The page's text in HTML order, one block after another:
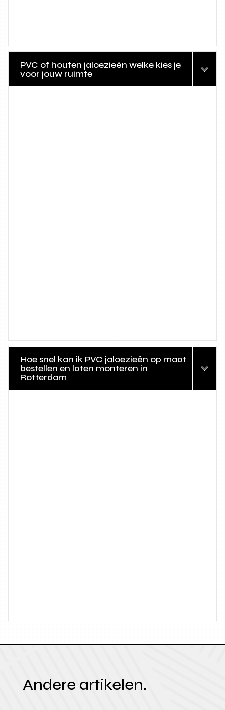
PVC of houten jaloezieën welke kies je
voor jouw ruimte
Hoe snel kan ik PVC jaloezieën op maat
bestellen en laten monteren in
Rotterdam
Andere artikelen.